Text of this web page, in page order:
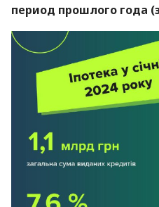
период прошлого года